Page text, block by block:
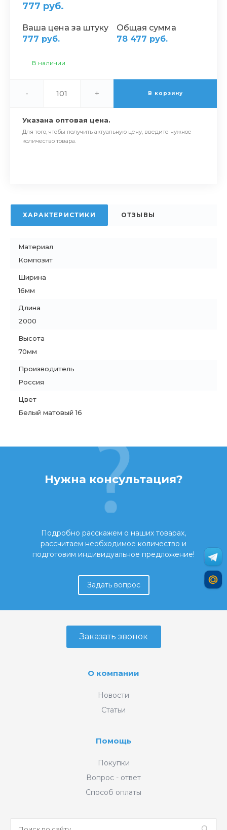
777 руб.
Ваша цена за штуку
777 руб.
Общая сумма
78 477 руб.
В наличии
- + В корзину
Указана оптовая цена.
Для того, чтобы получить актуальную цену, введите нужное
количество товара.
ХАРАКТЕРИСТИКИ ОТЗЫВЫ
Материал
Композит
Ширина
16мм
Длина
2000
Высота
70мм
Производитель
Россия
Цвет
Белый матовый 16
Нужна консультация?
Подробно расскажем о наших товарах,
рассчитаем необходимое количество и
подготовим индивидуальное предложение!
Задать вопрос
Заказать звонок
О компании
Новости
Статьи
Помощь
Покупки
Вопрос - ответ
Способ оплаты